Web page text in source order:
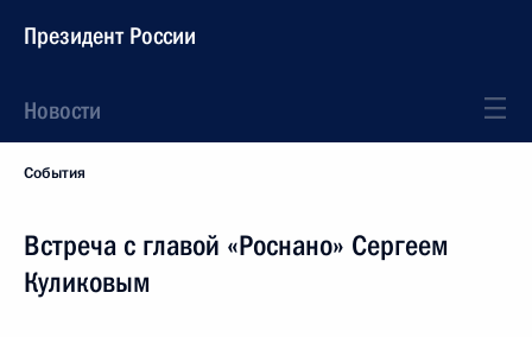
Президент России
Новости
События
Встреча с главой «Роснано» Сергеем
Куликовым